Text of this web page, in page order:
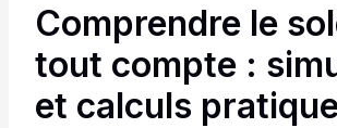
Comprendre le
tout compte :
et calculs